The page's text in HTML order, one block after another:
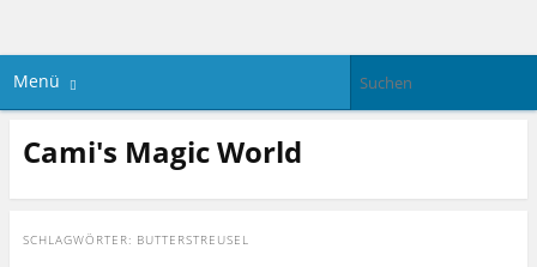
Menü
Cami's Magic World
SCHLAGWÖRTER: BUTTERSTREUSEL